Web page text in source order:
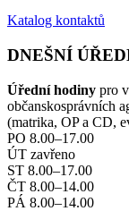
Katalog kontaktů
DNEŠNÍ
Úřední hodiny pro
občanskosprávních
(matrika, OP a CD,
PO 8.00–17.00
ÚT zavřeno
ST 8.00–17.00
ČT 8.00–14.00
PÁ 8.00–14.00